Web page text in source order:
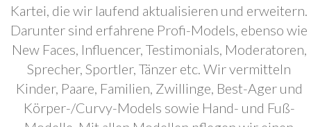
Kartei, die wir laufend aktualisieren und erweitern.
Darunter sind erfahrene Profi-Models, ebenso wie
New Faces, Influencer, Testimonials, Moderatoren,
Sprecher, Sportler, Tänzer etc. Wir vermitteln
Kinder, Paare, Familien, Zwillinge, Best-Ager und
Körper-/Curvy-Models sowie Hand- und Fuß-